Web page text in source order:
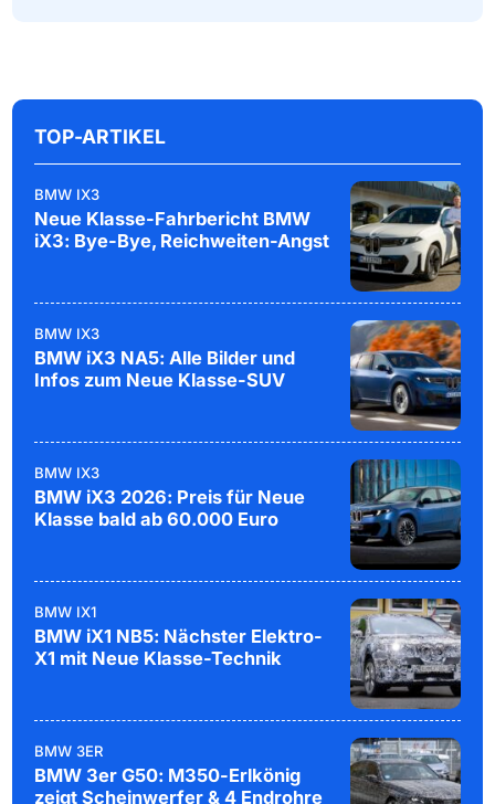
TOP-ARTIKEL
BMW IX3
Neue Klasse-Fahrbericht BMW
iX3: Bye-Bye, Reichweiten-Angst
BMW IX3
BMW iX3 NA5: Alle Bilder und
Infos zum Neue Klasse-SUV
BMW IX3
BMW iX3 2026: Preis für Neue
Klasse bald ab 60.000 Euro
BMW IX1
BMW iX1 NB5: Nächster Elektro-
X1 mit Neue Klasse-Technik
BMW 3ER
BMW 3er G50: M350-Erlkönig
zeigt Scheinwerfer & 4 Endrohre